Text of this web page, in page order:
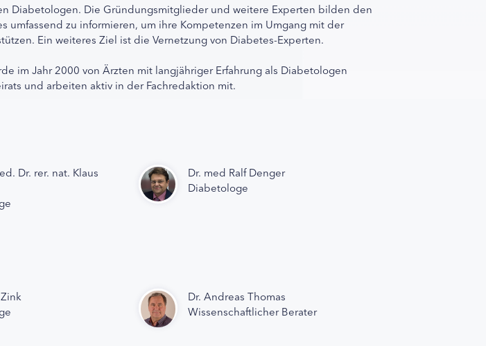
Diabetologen. Die Gründungsmitglieder und weitere Experten bilden den
umfassend zu informieren, um ihre Kompetenzen im Umgang mit der
Ein weiteres Ziel ist die Vernetzung von Diabetes-Experten.
im Jahr 2000 von Ärzten mit langjähriger Erfahrung als Diabetologen
und arbeiten aktiv in der Fachredaktion mit.
Dr. rer. nat. Klaus
Dr. med Ralf Denger
Diabetologe
Dr. Andreas Thomas
Wissenschaftlicher Berater